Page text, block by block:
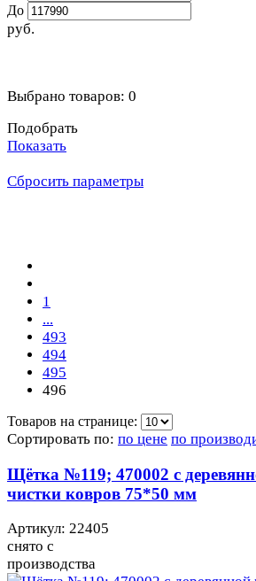
До
руб.
Выбрано товаров: 0
Подобрать
Показать
Сбросить параметры
1
...
493
494
495
496
Товаров на странице:
Сортировать по: по цене по
Щётка №119; 470002 с
чистки ковров 75*50 мм
Артикул: 22405
снято с
производства